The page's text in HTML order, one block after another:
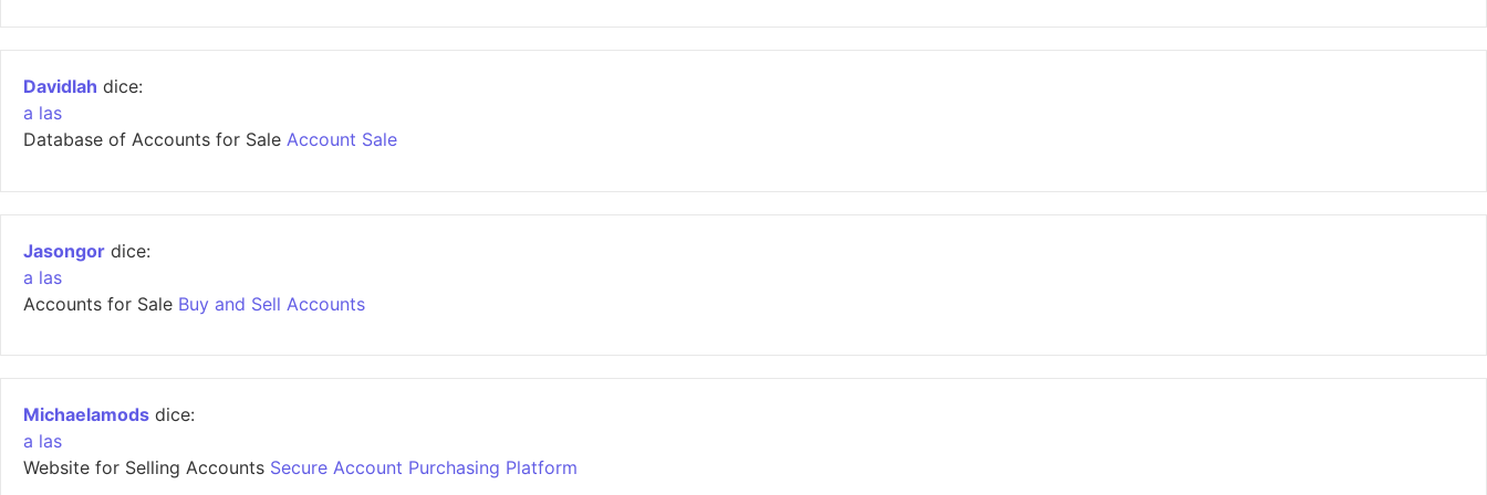
Davidlah dice:
a las
Database of Accounts for Sale Account Sale
Jasongor dice:
a las
Accounts for Sale Buy and Sell Accounts
Michaelamods dice:
a las
Website for Selling Accounts Secure Account Purchasing Platform